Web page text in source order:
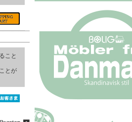
こと
とが